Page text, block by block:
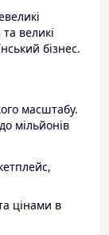
великі
бізнес.
масштабу.
мільйонів
цінами в